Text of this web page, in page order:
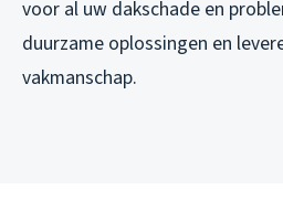
voor al uw dakschade en
duurzame oplossingen en
vakmanschap.